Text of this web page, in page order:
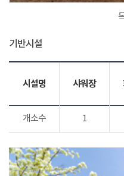
기반시설
시설명 샤워장
개소수 1